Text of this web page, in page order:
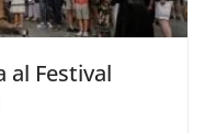
al Festival